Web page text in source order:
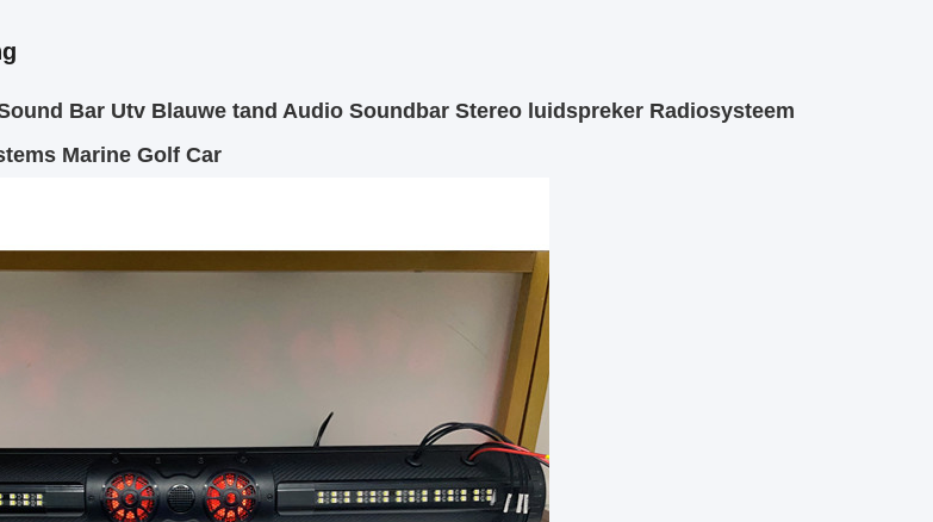
Bar Utv Blauwe tand Audio Soundbar Stereo luidspreker Radiosysteem
Marine Golf Car